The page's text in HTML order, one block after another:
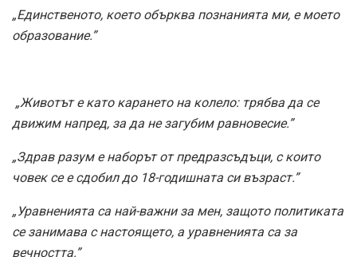
„Единственото, което обърква познанията ми, е моето
образование.”
„Животът е като карането на колело: трябва да се
движим напред, за да не загубим равновесие.”
„Здрав разум е наборът от предразсъдъци, с които
човек се е сдобил до 18-годишната си възраст.”
„Уравненията са най-важни за мен, защото политиката
се занимава с настоящето, а уравненията са за
вечността.”